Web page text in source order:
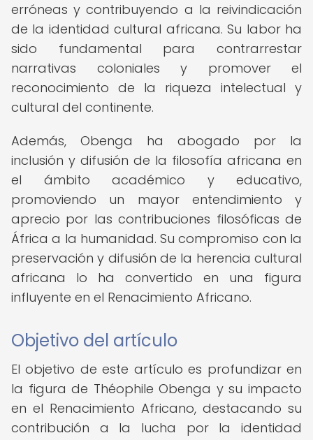
erróneas y contribuyendo a la reivindicación
de la identidad cultural africana. Su labor ha
sido fundamental para contrarrestar
narrativas coloniales y promover el
reconocimiento de la riqueza intelectual y
cultural del continente.
Además, Obenga ha abogado por la
inclusión y difusión de la filosofía africana en
el ámbito académico y educativo,
promoviendo un mayor entendimiento y
aprecio por las contribuciones filosóficas de
África a la humanidad. Su compromiso con la
preservación y difusión de la herencia cultural
africana lo ha convertido en una figura
influyente en el Renacimiento Africano.
Objetivo del artículo
El objetivo de este artículo es profundizar en
la figura de Théophile Obenga y su impacto
en el Renacimiento Africano, destacando su
contribución a la lucha por la identidad